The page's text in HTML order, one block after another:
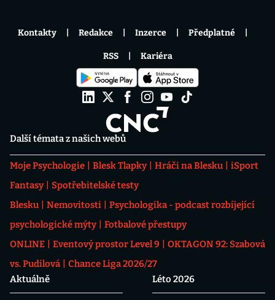
Další témata z našich webů
Moje Psychologie Blesk Tlapky Hráči na Blesku
iSport
Fantasy
Spotřebitelské testy
Blesku
Nemovitosti
Psychologika - podcast rozbíjející
psychologické mýty
Fotbalové přestupy
ONLINE
Eventový prostor Level 9
OKTAGON 92: Szabová
vs. Pudilová
Chance Liga 2026/27
Aktuálně
Léto 2026
Kontakty Redakce Inzerce Předplatné
RSS Kariéra